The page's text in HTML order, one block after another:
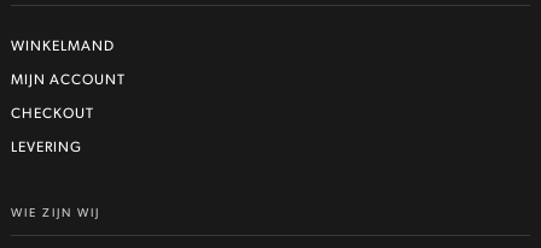
WINKELMAND
MIJN ACCOUNT
CHECKOUT
LEVERING
WIE ZIJN WIJ